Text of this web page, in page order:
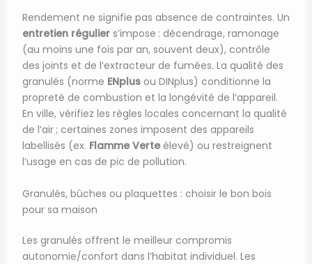
Rendement ne signifie pas absence de contraintes. Un
entretien réguliers’impose : décendrage, ramonage
(au moins une fois par an, souvent deux), contrôle
des joints et de l’extracteur de fumées. La qualité des
granulés (norme ENplusou DINplus) conditionne la
propreté de combustion et la longévité de l’appareil.
En ville, vérifiez les règles locales concernant la qualité
de l’air ; certaines zones imposent des appareils
labellisés (ex. Flamme Verteélevé) ou restreignent
l’usage en cas de pic de pollution.
Granulés, bûches ou plaquettes : choisir le bon bois
pour sa maison
Les granulés offrent le meilleur compromis
autonomie/confort dans l’habitat individuel. Les